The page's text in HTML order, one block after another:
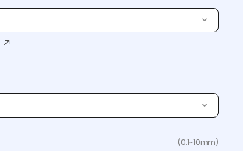
(0.1~10mm)